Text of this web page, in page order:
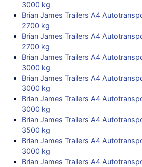
3000 kg
Brian James Trailers A4
2700 kg
Brian James Trailers A4
2700 kg
Brian James Trailers A4
3000 kg
Brian James Trailers A4
3000 kg
Brian James Trailers A4
3000 kg
Brian James Trailers A4
3500 kg
Brian James Trailers A4
3000 kg
Brian James Trailers A4